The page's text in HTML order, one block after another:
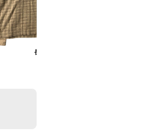
長袖